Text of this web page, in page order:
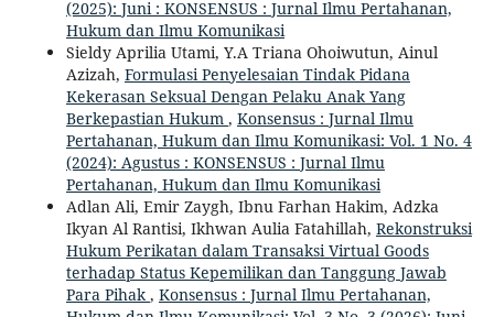
(2025): Juni : KONSENSUS : Jurnal Ilmu Pertahanan,
Hukum dan Ilmu Komunikasi
Sieldy Aprilia Utami, Y.A Triana Ohoiwutun, Ainul
Azizah, Formulasi Penyelesaian Tindak Pidana
Kekerasan Seksual Dengan Pelaku Anak Yang
Berkepastian Hukum , Konsensus : Jurnal Ilmu
Pertahanan, Hukum dan Ilmu Komunikasi: Vol. 1 No. 4
(2024): Agustus : KONSENSUS : Jurnal Ilmu
Pertahanan, Hukum dan Ilmu Komunikasi
Adlan Ali, Emir Zaygh, Ibnu Farhan Hakim, Adzka
Ikyan Al Rantisi, Ikhwan Aulia Fatahillah, Rekonstruksi
Hukum Perikatan dalam Transaksi Virtual Goods
terhadap Status Kepemilikan dan Tanggung Jawab
Para Pihak, Konsensus : Jurnal Ilmu Pertahanan,